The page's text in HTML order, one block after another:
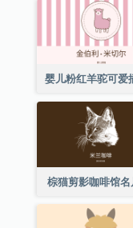
棕猫剪影咖啡馆名